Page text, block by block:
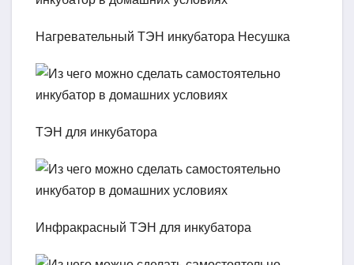
Нагревательный ТЭН инкубатора Несушка
ТЭН для инкубатора
Инфракрасный ТЭН для инкубатора